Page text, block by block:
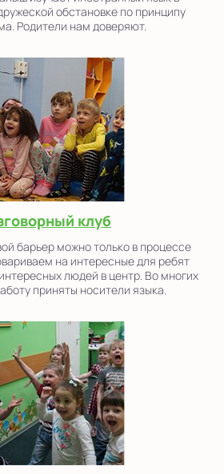
обстановке по принципу
Родители нам доверяют.
клуб
барьер можно только в процессе
на интересные для ребят
людей в центр. Во многих
приняты носители языка.